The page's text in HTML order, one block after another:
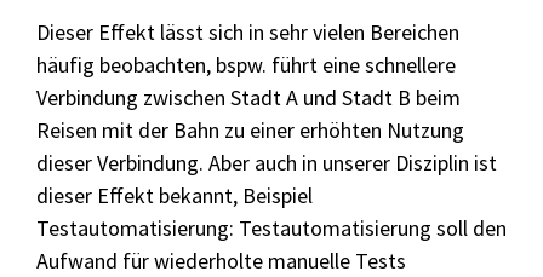
Dieser Effekt lässt sich in sehr vielen Bereichen
häufig beobachten, bspw. führt eine schnellere
Verbindung zwischen Stadt A und Stadt B beim
Reisen mit der Bahn zu einer erhöhten Nutzung
dieser Verbindung. Aber auch in unserer Disziplin ist
dieser Effekt bekannt, Beispiel
Testautomatisierung: Testautomatisierung soll den
Aufwand für wiederholte manuelle Tests